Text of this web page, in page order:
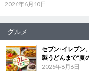
2026年6月10日
グルメ
セブン‐イレブ
製うどんまで“夏
2026年8月6日